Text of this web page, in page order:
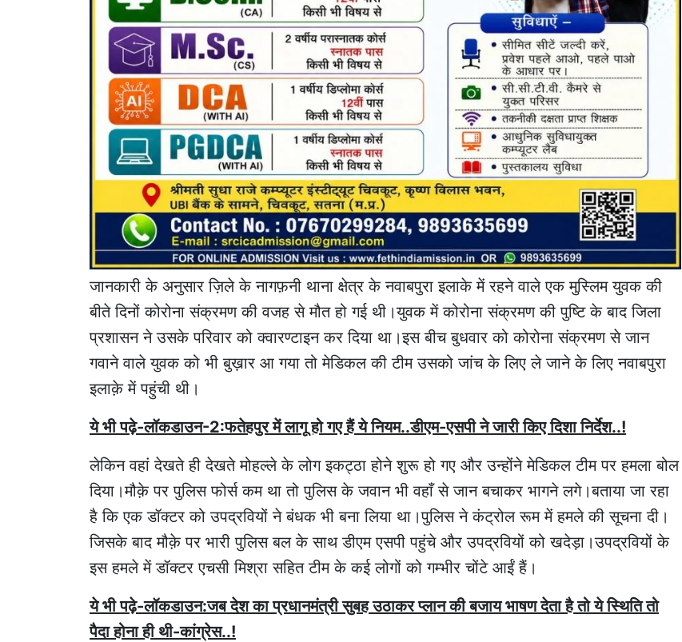
जानकारी के अनुसार ज़िले के नागफ़नी थाना क्षेत्र के नवाबपुरा इलाके में रहने वाले एक मुस्लिम युवक की
बीते दिनों कोरोना संक्रमण की वजह से मौत हो गई थी।युवक में कोरोना संक्रमण की पुष्टि के बाद जिला
प्रशासन ने उसके परिवार को क्वारण्टाइन कर दिया था।इस बीच बुधवार को कोरोना संक्रमण से जान
गवाने वाले युवक को भी बुख़ार आ गया तो मेडिकल की टीम उसको जांच के लिए ले जाने के लिए नवाबपुरा
इलाक़े में पहुंची थी।
ये भी पढ़े-लॉकडाउन-2:फतेहपुर में लागू हो गए हैं ये नियम..डीएम-एसपी ने जारी किए दिशा निर्देश..!
लेकिन वहां देखते ही देखते मोहल्ले के लोग इकट्ठा होने शुरू हो गए और उन्होंने मेडिकल टीम पर हमला बोल
दिया।मौक़े पर पुलिस फोर्स कम था तो पुलिस के जवान भी वहाँ से जान बचाकर भागने लगे।बताया जा रहा
है कि एक डॉक्टर को उपद्रवियों ने बंधक भी बना लिया था।पुलिस ने कंट्रोल रूम में हमले की सूचना दी।
जिसके बाद मौक़े पर भारी पुलिस बल के साथ डीएम एसपी पहुंचे और उपद्रवियों को खदेड़ा।उपद्रवियों के
इस हमले में डॉक्टर एचसी मिश्रा सहित टीम के कई लोगों को गम्भीर चोंटे आईं हैं।
ये भी पढ़े-लॉकडाउन:जब देश का प्रधानमंत्री सुबह उठाकर प्लान की बजाय भाषण देता है तो ये स्थिति तो
पैदा होना ही थी-कांग्रेस..!